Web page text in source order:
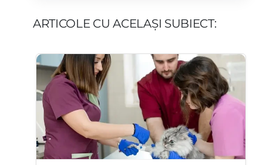
ARTICOLE CU ACELAȘI SUBIECT: